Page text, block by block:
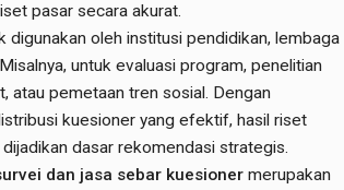
pasar secara akurat.
digunakan oleh institusi pendidikan, lembaga
untuk evaluasi program, penelitian
atau pemetaan tren sosial. Dengan
kuesioner yang efektif, hasil riset
dasar rekomendasi strategis.
dan jasa sebar kuesioner merupakan